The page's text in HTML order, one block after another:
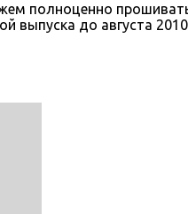
полноценно
выпуска до августа